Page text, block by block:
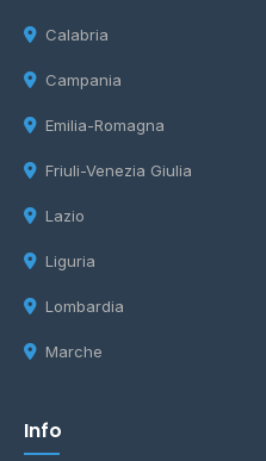
Calabria
Campania
Emilia-Romagna
Friuli-Venezia Giulia
Lazio
Liguria
Lombardia
Marche
Info